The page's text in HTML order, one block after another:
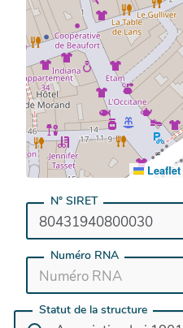
Leaflet
N° SIRET
Numéro RNA
Statut de la structure